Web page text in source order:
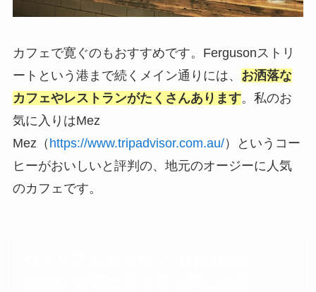
カフェで寛ぐのもおすすめです。Fergusonストリ
ートという港まで続くメイン通りには、 お洒落な
カフェやレストランがたくさんあります。私のお
気に入りはMez
Mez（ https://www.tripadvisor.com.au/）というコー
ヒーがおいしいと評判の、地元のオージーに人気
のカフェです。